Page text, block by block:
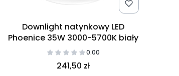
Downlight natynkowy LED
Phoenice 35W 3000-5700K biały
0.00
241,50 zł